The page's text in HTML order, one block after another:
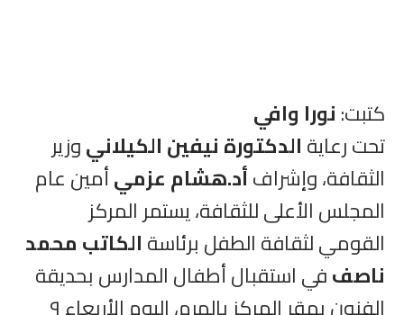
كتبت:نورا وافي
تحت رعايةالدكتورة نيفين الكيلانيوزير
الثقافة، وإشرافأد.هشام عزميأمين عام
المجلس الأعلى للثقافة، يستمر المركز
القومي لثقافة الطفل برئاسةالكاتب محمد
ناصففي استقبال أطفال المدارس بحديقة